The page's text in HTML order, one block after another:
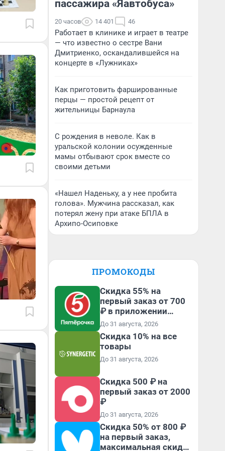
пассажира «Яавтобуса»
20 часов 14 401 46
Работает в клинике и играет в театре
— что известно о сестре Вани
Дмитриенко, оскандалившейся на
концерте в «Лужниках»
Как приготовить фаршированные
перцы — простой рецепт от
жительницы Барнаула
С рождения в неволе. Как в
уральской колонии осужденные
мамы отбывают срок вместе со
своими детьми
«Нашел Наденьку, а у нее пробита
голова». Мужчина рассказал, как
потерял жену при атаке БПЛА в
Архипо-Осиповке
ПРОМОКОДЫ
Скидка 55% на
первый заказ от 700
₽ в приложении
Пятёрочка Доставка
До 31 августа, 2026
Скидка 10% на все
товары
До 31 августа, 2026
Скидка 500 ₽ на
первый заказ от 2000
₽
До 31 августа, 2026
Скидка 50% от 800 ₽
на первый заказ,
максимальная скидка